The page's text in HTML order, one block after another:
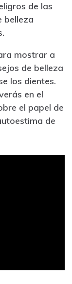
de las
belleza
mostrar a
de belleza
los dientes.
en el
el papel de
de